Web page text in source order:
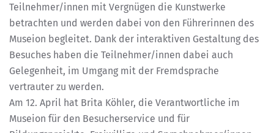
Teilnehmer/innen mit Vergnügen die Kunstwerke
betrachten und werden dabei von den Führerinnen des
Museion begleitet. Dank der interaktiven Gestaltung des
Besuches haben die Teilnehmer/innen dabei auch
Gelegenheit, im Umgang mit der Fremdsprache
vertrauter zu werden.
Am 12. April hat Brita Köhler, die Verantwortliche im
Museion für den Besucherservice und für